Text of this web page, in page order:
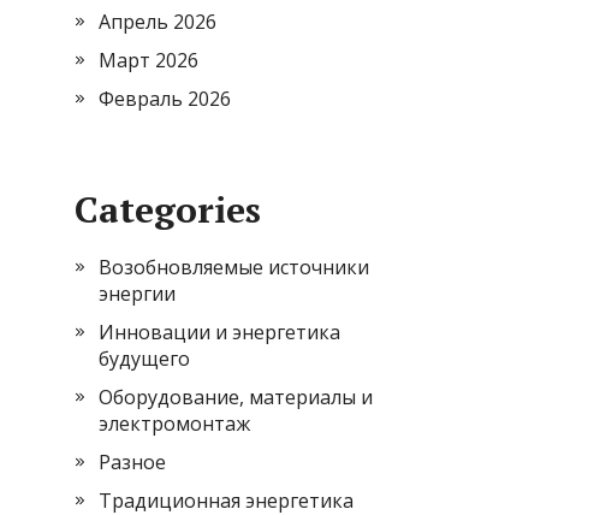
Апрель 2026
Март 2026
Февраль 2026
Categories
Возобновляемые источники
энергии
Инновации и энергетика
будущего
Оборудование, материалы и
электромонтаж
Разное
Традиционная энергетика